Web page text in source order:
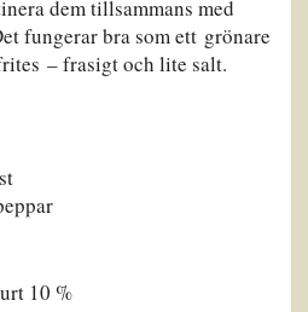
dem tillsammans med
fungerar bra som ett grönare
– frasigt och lite salt.
10 %